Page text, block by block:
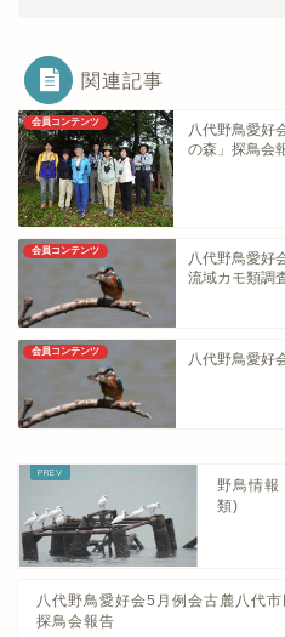
関連記事
会員コンテンツ
八代野鳥愛好
の森」探鳥会
会員コンテンツ
八代野鳥愛好
流域カモ類調
会員コンテンツ 八代野鳥愛好
野鳥情
類)
八代野鳥愛好会5月例会古麓八代市
探鳥会報告